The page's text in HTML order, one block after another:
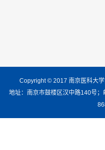
Copyright © 2017 南京医科大
地址：南京市鼓楼区汉中路140号